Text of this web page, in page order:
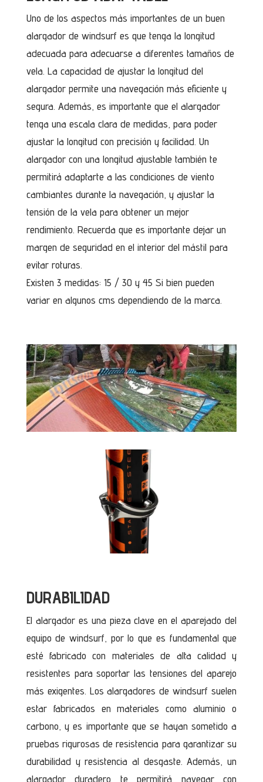
Uno de los aspectos más importantes de un buen
alargador de windsurf es que tenga la longitud
adecuada para adecuarse a diferentes tamaños de
vela. La capacidad de ajustar la longitud del
alargador permite una navegación más eficiente y
segura. Además, es importante que el alargador
tenga una escala clara de medidas, para poder
ajustar la longitud con precisión y facilidad. Un
alargador con una longitud ajustable también te
permitirá adaptarte a las condiciones de viento
cambiantes durante la navegación, y ajustar la
tensión de la vela para obtener un mejor
rendimiento. Recuerda que es importante dejar un
margen de seguridad en el interior del mástil para
evitar roturas.
Existen 3 medidas: 15 / 30 y 45 Si bien pueden
variar en algunos cms dependiendo de la marca.
DURABILIDAD
El alargador es una pieza clave en el aparejado del
equipo de windsurf, por lo que es fundamental que
esté fabricado con materiales de alta calidad y
resistentes para soportar las tensiones del aparejo
más exigentes. Los alargadores de windsurf suelen
estar fabricados en materiales como aluminio o
carbono, y es importante que se hayan sometido a
pruebas rigurosas de resistencia para garantizar su
durabilidad y resistencia al desgaste. Además, un
alargador duradero te permitirá navegar con